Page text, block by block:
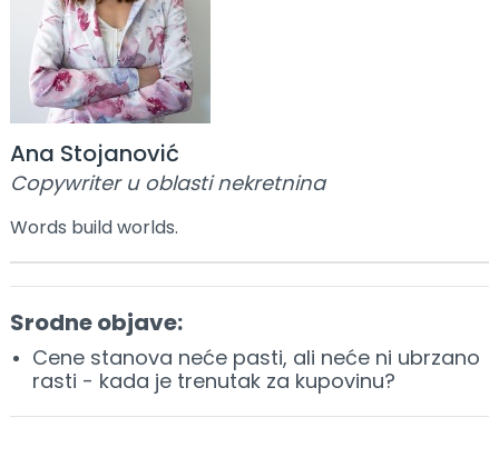
Ana Stojanović
Copywriter u oblasti nekretnina
Words build worlds.
Srodne objave:
Cene stanova neće pasti, ali neće ni ubrzano
rasti - kada je trenutak za kupovinu?